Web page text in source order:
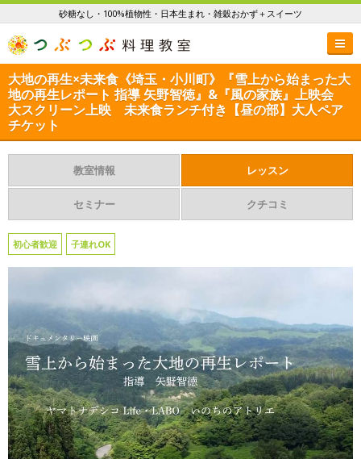
砂糖なし・100%植物性・日本生まれ・雑穀おかず＋スイーツ
大地の再生×未来食《埼玉・小川町》『雪上から始まった大
地の再生レポート 指導 矢野智徳』&『風の家族』上映会
大スクリーン上映 未来食ランチ付き【昼の部】大人ペア
チケット
教室情報 レッスン
セミナー クチコミ
初心者歓迎 子連れOK